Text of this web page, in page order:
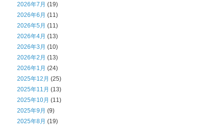
2026年7月 (19)
2026年6月 (11)
2026年5月 (11)
2026年4月 (13)
2026年3月 (10)
2026年2月 (13)
2026年1月 (24)
2025年12月 (25)
2025年11月 (13)
2025年10月 (11)
2025年9月 (9)
2025年8月 (19)